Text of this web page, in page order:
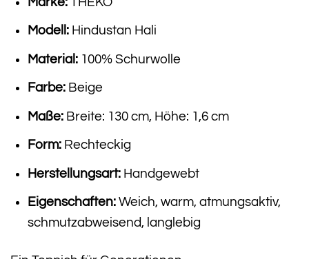
Modell:Hindustan Hali
Material:100% Schurwolle
Farbe:Beige
Maße:Breite: 130 cm, Höhe: 1,6 cm
Form:Rechteckig
Herstellungsart:Handgewebt
Eigenschaften:Weich, warm, atmungsaktiv,
schmutzabweisend, langlebig